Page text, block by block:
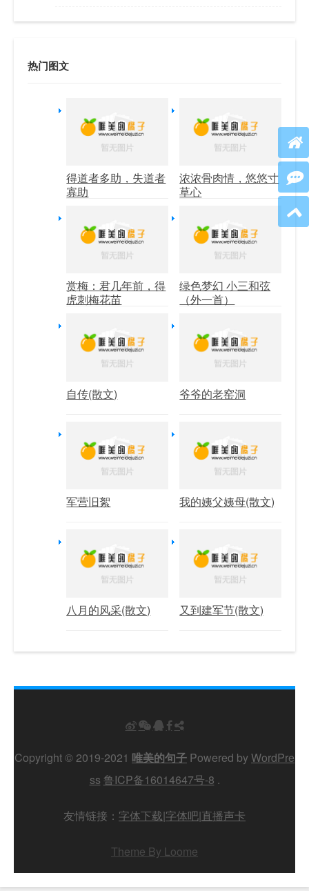
热门图文
得道者多助，失道者
寡助
浓浓骨肉情，悠悠寸
草心
赏梅：君几年前，得
虎刺梅花苗
绿色梦幻 小三和弦
（外一首）
自传(散文) 爷爷的老窑洞
军营旧絮 我的姨父姨母(散文)
八月的风采(散文) 又到建军节(散文)
Copyright © 2019-2021 唯美的句子 Powered byWordPre
ss 鲁ICP备16014647号-8 .
友情链接： 字体下载|字体吧|直播声卡
Theme By Loome